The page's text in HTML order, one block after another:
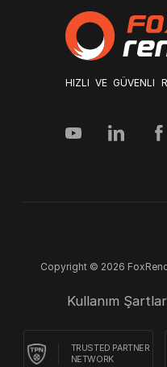
HIZLI VE GÜVENLI
Copyright © 2026
Kullanım
TRUSTED PARTNER
NETWORK